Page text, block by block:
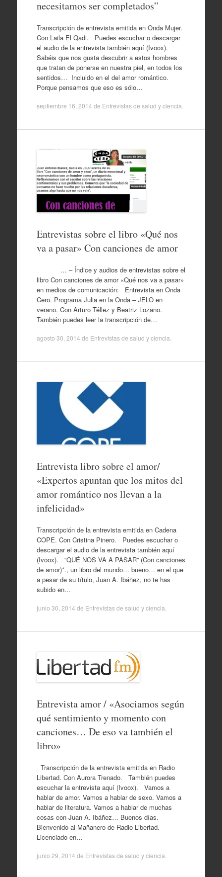
necesitamos ser completados”
Transcripción de entrevista emitida en Onda Mujer.
Con Laila El Qadi. Puedes escuchar o descargar
el audio de la entrevista también aquí (Ivoox).
Sabéis que nos gusta descubrir a estos hombres
que tratan de ponerse en nuestra piel, en todos los
sentidos… Incluido en el del amor romántico.
Porque pensamos que eso es sólo…
septiembre 16, 2014 de Entrevistas de salud y ciencia
Entrevistas sobre el libro «Qué nos
va a pasar» Con canciones de amor
… – Índice y audios de entrevistas sobre el
libro Con canciones de amor «Qué nos va a pasar»
en medios de comunicación: Entrevista en Onda
Cero. Programa Julia en la Onda – JELO en
verano. Con Arturo Téllez y Beatriz Lozano.
También puedes leer la transcripción de…
agosto 30, 2014 de Entrevistas de salud y ciencia
Entrevista libro sobre el amor/
«Expertos apuntan que los mitos del
amor romántico nos llevan a la
infelicidad»
Transcripción de la entrevista emitida en Cadena
COPE. Con Cristina Pinero. Puedes escuchar o
descargar el audio de la entrevista también aquí
(Ivoox). “QUÉ NOS VA A PASAR” (Con canciones
de amor)*., un libro del mundo… bueno… en el que
a pesar de su título, Juan A. Ibáñez, no te has
subido en…
junio 30, 2014 de Entrevistas de salud y ciencia
Entrevista amor / «Asociamos según
qué sentimiento y momento con
canciones… De eso va también el
libro»
Transcripción de la entrevista emitida en Radio
Libertad. Con Aurora Trenado. También puedes
escuchar la entrevista aquí (Ivoox). Vamos a
hablar de amor. Vamos a hablar de sexo. Vamos a
hablar de literatura. Vamos a hablar de muchas
cosas con Juan A. Ibáñez… Buenos días.
Bienvenido al Mañanero de Radio Libertad.
Licenciado en…
junio 29, 2014 de Entrevistas de salud y ciencia